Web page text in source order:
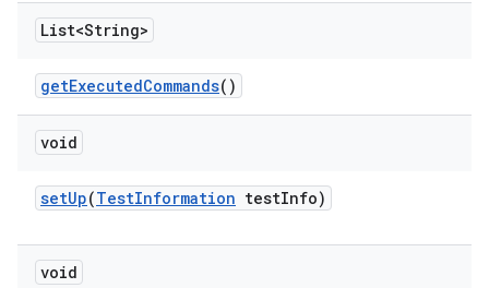
List<String>
getExecutedCommands()
void
setUp(TestInformation testInfo)
void